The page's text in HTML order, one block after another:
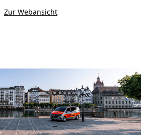
Zur Webansicht